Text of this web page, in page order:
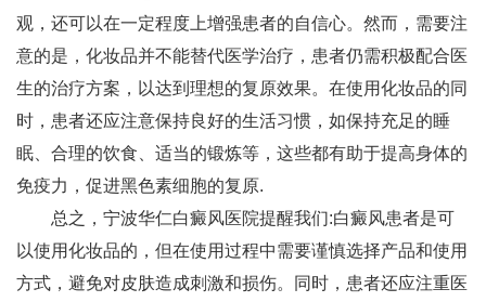
观，还可以在一定程度上增强患者的自信心。然而，需要注
意的是，化妆品并不能替代医学治疗，患者仍需积极配合医
生的治疗方案，以达到理想的复原效果。在使用化妆品的同
时，患者还应注意保持良好的生活习惯，如保持充足的睡
眠、合理的饮食、适当的锻炼等，这些都有助于提高身体的
免疫力，促进黑色素细胞的复原.
总之， 宁波华仁白癜风医院提醒我们:白癜风患者是可
以使用化妆品的，但在使用过程中需要谨慎选择产品和使用
方式，避免对皮肤造成刺激和损伤。同时，患者还应注重医